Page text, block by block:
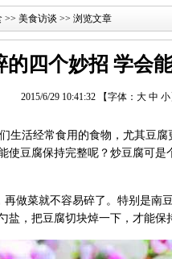
>> 美食访谈 >> 浏览文章
四个妙招 学会
2015/6/29 10:41:32 【字体： 大 中 小
活经常食用的食物，尤其豆
使豆腐保持完整呢？炒豆腐可
做菜就不容易碎了。特别是南
，把豆腐切块焯一下，才能保